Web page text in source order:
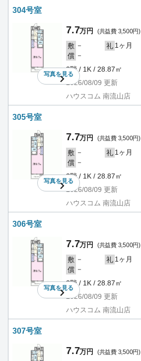
304号室
写真を見る
7.7万円 (共益費 3,500円)
敷 － 礼 1ヶ月
償 －
3階 / 1K / 28.87㎡
2026/08/09 更新
ハウスコム 南流山店
305号室
写真を見る
7.7万円 (共益費 3,500円)
敷 － 礼 1ヶ月
償 －
3階 / 1K / 28.87㎡
2026/08/09 更新
ハウスコム 南流山店
306号室
写真を見る
7.7万円 (共益費 3,500円)
敷 － 礼 1ヶ月
償 －
3階 / 1K / 28.87㎡
2026/08/09 更新
ハウスコム 南流山店
307号室
7.7万円 (共益費 3,500円)